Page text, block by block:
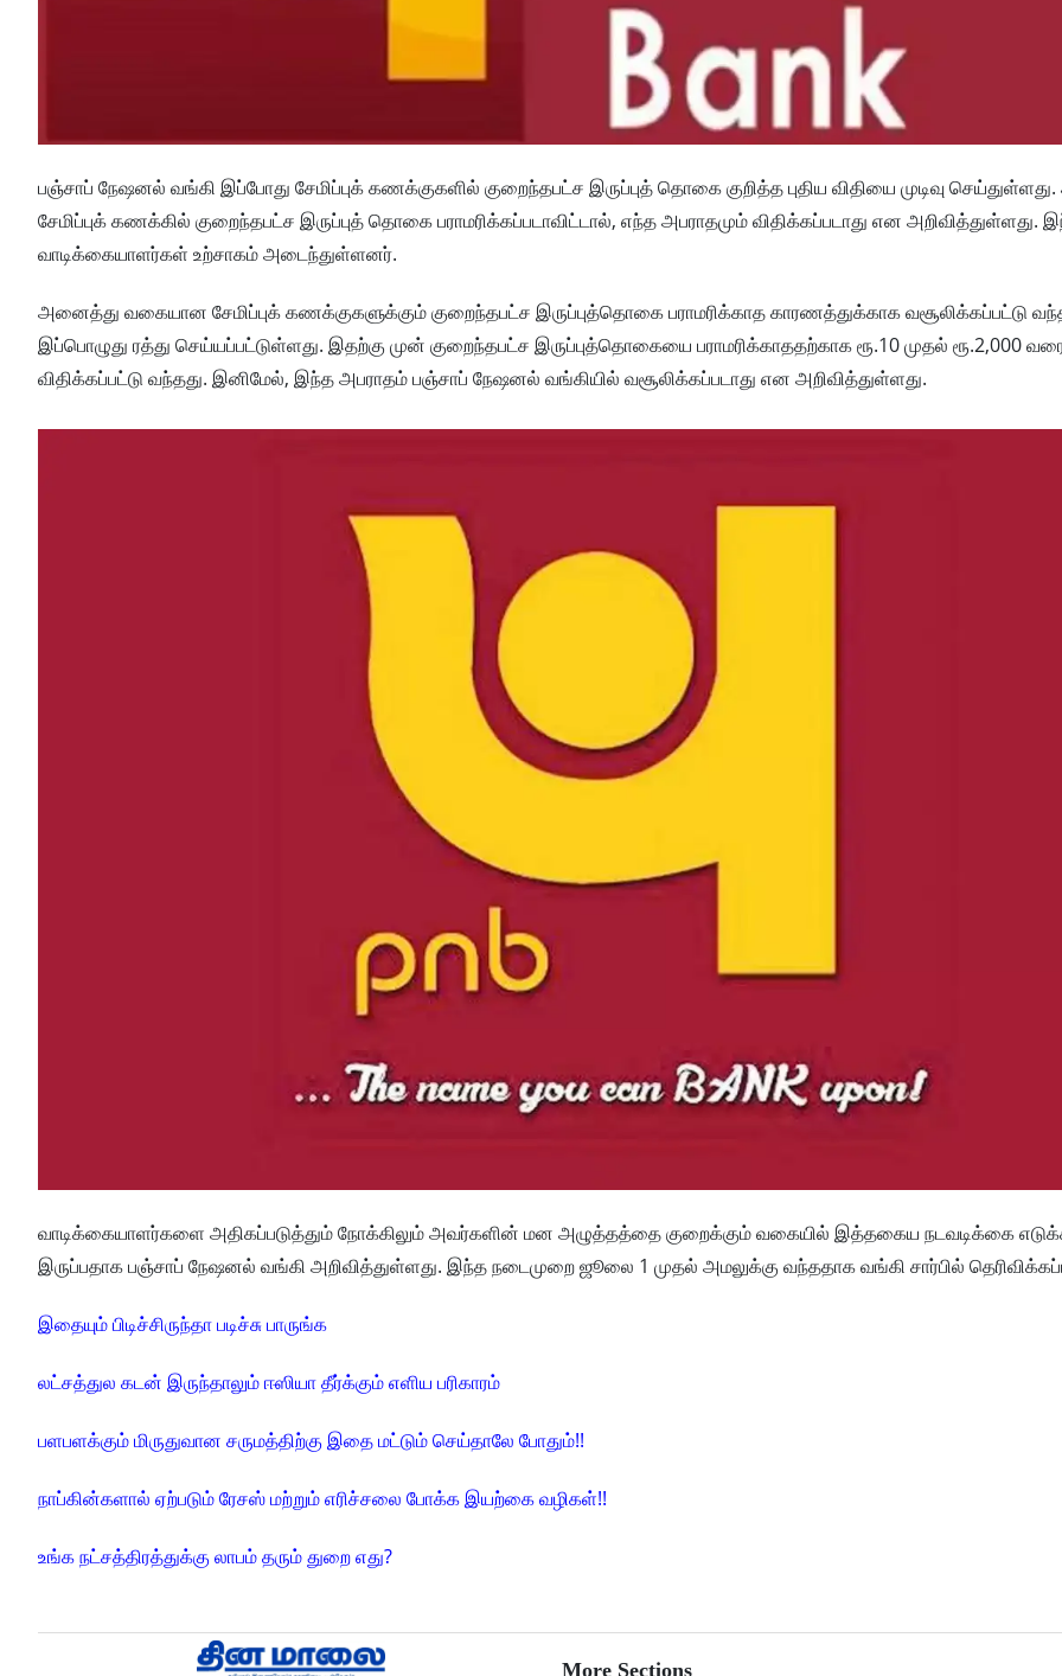
பஞ்சாப் நேஷனல் வங்கி இப்போது சேமிப்புக் கணக்குகளில் குறைந்தபட்ச இருப்புத் தொகை குறித்த புதிய விதியை முடிவு
சேமிப்புக் கணக்கில் குறைந்தபட்ச இருப்புத் தொகை பராமரிக்கப்படாவிட்டால், எந்த அபராதமும் விதிக்கப்படாது என அறிவித்துள்ளது.
வாடிக்கையாளர்கள் உற்சாகம் அடைந்துள்ளனர்.
அனைத்து வகையான சேமிப்புக் கணக்குகளுக்கும் குறைந்தபட்ச இருப்புத்தொகை பராமரிக்காத காரணத்துக்காக வசூலிக்கப்பட்டு
இப்பொழுது ரத்து செய்யப்பட்டுள்ளது. இதற்கு முன் குறைந்தபட்ச இருப்புத்தொகையை பராமரிக்காததற்காக ரூ.10 முதல் ரூ.2,000
விதிக்கப்பட்டு வந்தது. இனிமேல், இந்த அபராதம் பஞ்சாப் நேஷனல் வங்கியில் வசூலிக்கப்படாது என அறிவித்துள்ளது.
வாடிக்கையாளர்களை அதிகப்படுத்தும் நோக்கிலும் அவர்களின் மன அழுத்தத்தை குறைக்கும் வகையில் இத்தகைய நடவடிக்கை
இருப்பதாக பஞ்சாப் நேஷனல் வங்கி அறிவித்துள்ளது. இந்த நடைமுறை ஜூலை 1 முதல் அமலுக்கு வந்ததாக வங்கி சார்பில்
இதையும் பிடிச்சிருந்தா படிச்சு பாருங்க
லட்சத்துல கடன் இருந்தாலும் ஈஸியா தீர்க்கும் எளிய பரிகாரம்
பளபளக்கும் மிருதுவான சருமத்திற்கு இதை மட்டும் செய்தாலே போதும்!!
நாப்கின்களால் ஏற்படும் ரேசஸ் மற்றும் எரிச்சலை போக்க இயற்கை வழிகள்!!
உங்க நட்சத்திரத்துக்கு லாபம் தரும் துறை எது?
More Sections